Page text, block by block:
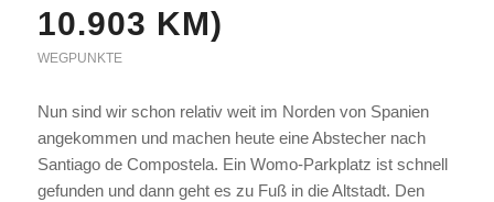
10.903 KM)
WEGPUNKTE
Nun sind wir schon relativ weit im Norden von Spanien
angekommen und machen heute eine Abstecher nach
Santiago de Compostela. Ein Womo-Parkplatz ist schnell
gefunden und dann geht es zu Fuß in die Altstadt. Den